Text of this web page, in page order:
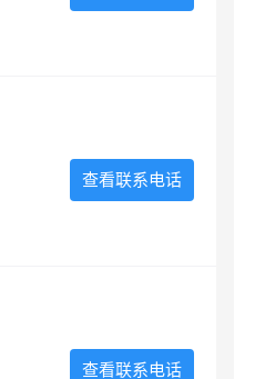
查看联系电话
查看联系电话